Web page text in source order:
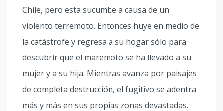
Chile, pero esta sucumbe a causa de un
violento terremoto. Entonces huye en medio de
la catástrofe y regresa a su hogar sólo para
descubrir que el maremoto se ha llevado a su
mujer y a su hija. Mientras avanza por paisajes
de completa destrucción, el fugitivo se adentra
más y más en sus propias zonas devastadas.